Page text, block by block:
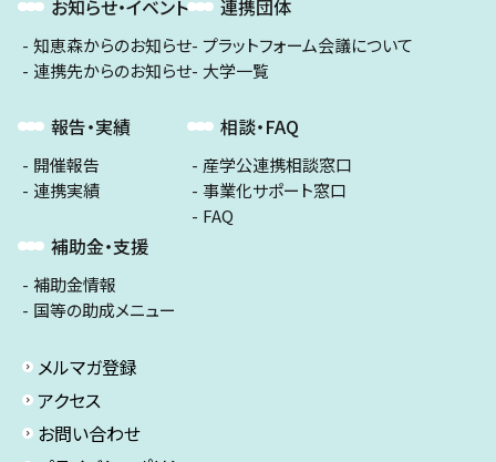
お知らせ・イベント
知恵森からのお知らせ
連携先からのお知らせ
報告・実績
開催報告
連携実績
補助金・支援
補助金情報
国等の助成メニュー
連携団体
プラットフォーム会議について
大学一覧
相談・FAQ
産学公連携相談窓口
事業化サポート窓口
FAQ
メルマガ登録
アクセス
お問い合わせ